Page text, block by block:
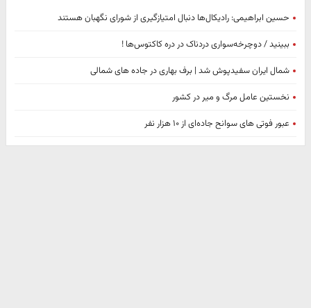
حسین ابراهیمی: رادیکال‌ها دنبال امتیازگیری از شورای نگهبان هستند
ببینید / دوچرخه‌سواری دردناک در دره کاکتوس‌ها !
شمال ایران سفیدپوش شد | برف بهاری در جاده های شمالی
نخستین عامل مرگ و میر در کشور
عبور فوتی های سوانح جاده‌ای از ۱۰ هزار نفر